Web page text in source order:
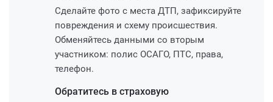
Сделайте фото с места ДТП, зафиксируйте
повреждения и схему происшествия.
Обменяйтесь данными со вторым
участником: полис ОСАГО, ПТС, права,
телефон.
Обратитесь в страховую